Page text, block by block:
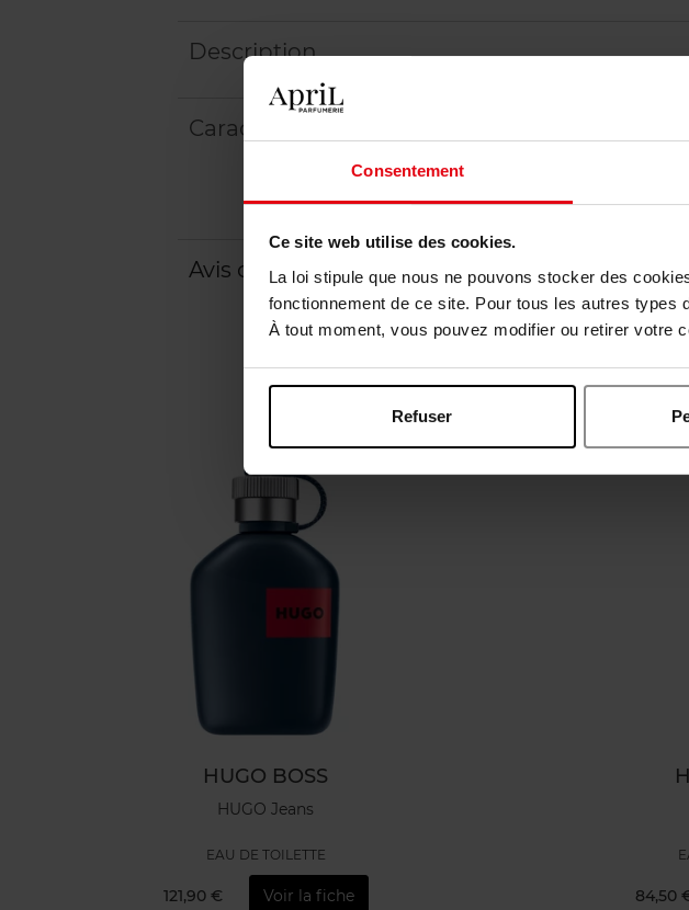
Consentement
Ce site web utilise des cookies.
La loi stipule que nous ne pouvons stocker des
fonctionnement de ce site. Pour tous les autres
À tout moment, vous pouvez modifier ou retirer votre
Refuser
Description
Caractéristiques
Avis client Politique relative aux avis des clients
Oublié
HUGO BOSS
HUGO Jeans
EAU DE TOILETTE
121,90 € Voir la fiche 84,50